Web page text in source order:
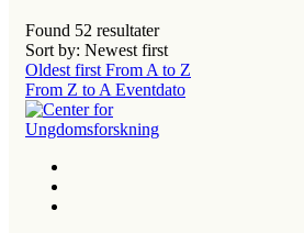
Found 52 resultater
Sort by: Newest first
Oldest first From A to Z
From Z to A Eventdato